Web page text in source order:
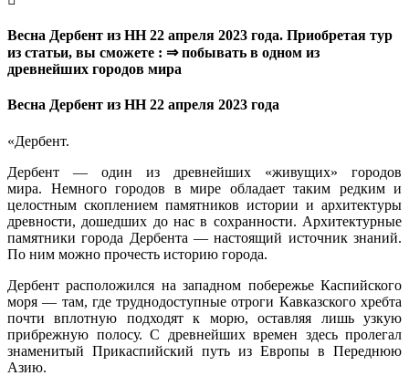
Весна Дербент из НН 22 апреля 2023 года. Приобретая тур
из статьи, вы сможете : ⇒ побывать в одном из
древнейших городов мира
Весна Дербент из НН 22 апреля 2023 года
«Дербент.
Дербент — один из древнейших «живущих» городов
мира. Немного городов в мире обладает таким редким и
целостным скоплением памятников истории и архитектуры
древности, дошедших до нас в сохранности. Архитектурные
памятники города Дербента — настоящий источник знаний.
По ним можно прочесть историю города.
Дербент расположился на западном побережье Каспийского
моря — там, где труднодоступные отроги Кавказского хребта
почти вплотную подходят к морю, оставляя лишь узкую
прибрежную полосу. С древнейших времен здесь пролегал
знаменитый Прикаспийский путь из Европы в Переднюю
Азию.